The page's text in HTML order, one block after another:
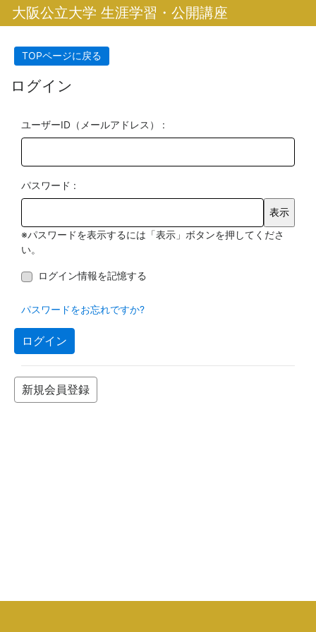
大阪公立大学 生涯学習・公開講座
TOPページに戻る
ログイン
ユーザーID（メールアドレス） :
パスワード :
※パスワードを表示するには「表示」ボタンを押してくださ
い。
ログイン情報を記憶する
パスワードをお忘れですか?
ログイン
新規会員登録